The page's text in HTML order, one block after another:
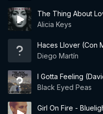
The Thing About
Alicia Keys
Haces Llover (Con
Diego Martín
I Gotta Feeling
Black Eyed Peas
Girl On Fire -